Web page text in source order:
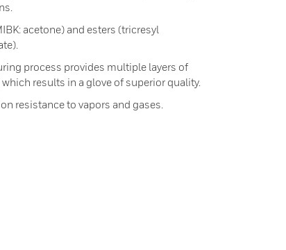
acetone) and esters (tricresyl
process provides multiple layers of
results in a glove of superior quality.
resistance to vapors and gases.